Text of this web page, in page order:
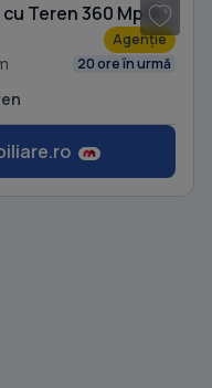
Casă individuală cu 3 camere cu Teren 360 Mp în Gara de Nord
Agenție
20 ore în urmă